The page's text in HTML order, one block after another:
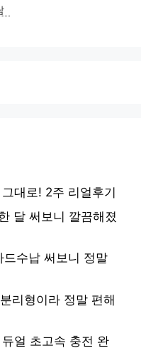
대로! 2주 리얼후기
달 써보니 깔끔해졌
드수납 써보니 정말
리형이라 정말 편해
얼 초고속 충전 완